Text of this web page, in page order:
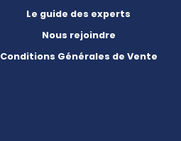
Le guide des experts
Nous rejoindre
Conditions Générales de Vente